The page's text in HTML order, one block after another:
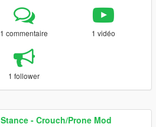
1 commentaire 1 vidéo
1 follower
Stance - Crouch/Prone Mod